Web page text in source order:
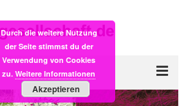
Durch die weitere Nutzung
der Seite stimmst du der
Verwendung von Cookies
zu. Weitere Informationen
Akzeptieren